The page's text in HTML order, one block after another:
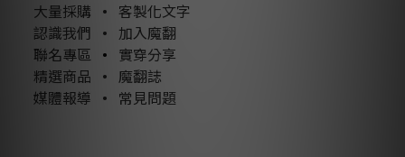
大量採購 •
客製化文字
認識我們 •
加入魔翻
聯名專區 •
實穿分享
精選商品 • 魔翻誌
媒體報導
• 常見問題